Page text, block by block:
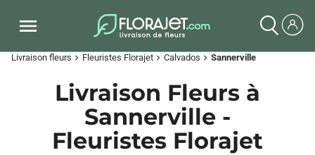
Livraison fleurs chevron_right Fleuristes Florajet chevron_right Calvados chevron_right Sannerville
Livraison Fleurs à
Sannerville -
Fleuristes Florajet